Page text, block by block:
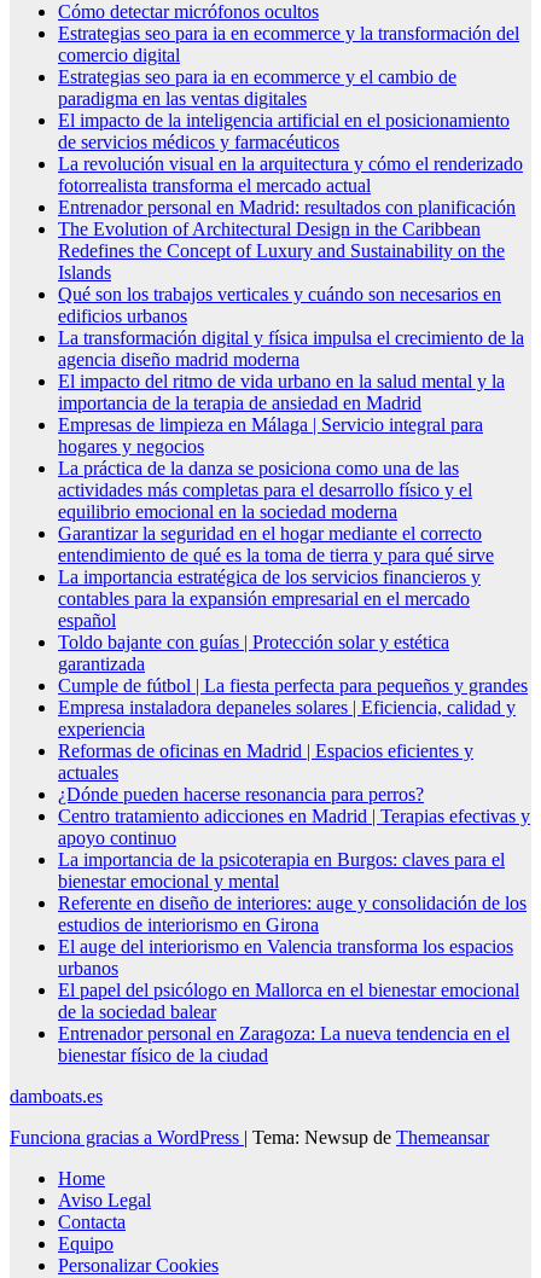
Cómo detectar micrófonos ocultos
Estrategias seo para ia en ecommerce y la transformación del
comercio digital
Estrategias seo para ia en ecommerce y el cambio de
paradigma en las ventas digitales
El impacto de la inteligencia artificial en el posicionamiento
de servicios médicos y farmacéuticos
La revolución visual en la arquitectura y cómo el renderizado
fotorrealista transforma el mercado actual
Entrenador personal en Madrid: resultados con planificación
The Evolution of Architectural Design in the Caribbean
Redefines the Concept of Luxury and Sustainability on the
Islands
Qué son los trabajos verticales y cuándo son necesarios en
edificios urbanos
La transformación digital y física impulsa el crecimiento de la
agencia diseño madrid moderna
El impacto del ritmo de vida urbano en la salud mental y la
importancia de la terapia de ansiedad en Madrid
Empresas de limpieza en Málaga | Servicio integral para
hogares y negocios
La práctica de la danza se posiciona como una de las
actividades más completas para el desarrollo físico y el
equilibrio emocional en la sociedad moderna
Garantizar la seguridad en el hogar mediante el correcto
entendimiento de qué es la toma de tierra y para qué sirve
La importancia estratégica de los servicios financieros y
contables para la expansión empresarial en el mercado
español
Toldo bajante con guías | Protección solar y estética
garantizada
Cumple de fútbol | La fiesta perfecta para pequeños y grandes
Empresa instaladora depaneles solares | Eficiencia, calidad y
experiencia
Reformas de oficinas en Madrid | Espacios eficientes y
actuales
¿Dónde pueden hacerse resonancia para perros?
Centro tratamiento adicciones en Madrid | Terapias efectivas y
apoyo continuo
La importancia de la psicoterapia en Burgos: claves para el
bienestar emocional y mental
Referente en diseño de interiores: auge y consolidación de los
estudios de interiorismo en Girona
El auge del interiorismo en Valencia transforma los espacios
urbanos
El papel del psicólogo en Mallorca en el bienestar emocional
de la sociedad balear
Entrenador personal en Zaragoza: La nueva tendencia en el
bienestar físico de la ciudad
damboats.es
Funciona gracias a WordPress | Tema: Newsup de Themeansar
Home
Aviso Legal
Contacta
Equipo
Personalizar Cookies